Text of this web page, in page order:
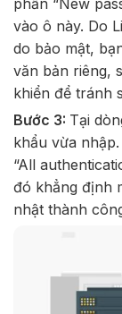
phần “New
vào ô này. Do
do bảo mật,
văn bản riêng,
khiển để tránh
Bước 3: Tại
khẩu vừa
“All
đó khẳng định
nhật thành